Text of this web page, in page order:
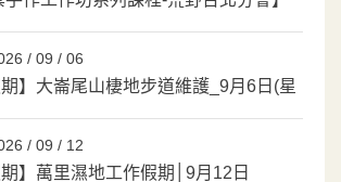
/ 09 / 06
期】大崙尾山棲地步道維護_9月6日(星
/ 09 / 12
期】萬里濕地工作假期│9月12日